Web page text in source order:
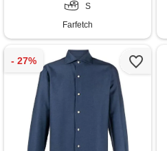
S
Farfetch